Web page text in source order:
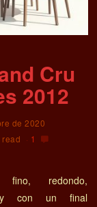
Cru
2012
de 2020
read 1
fino, redondo,
y con un final